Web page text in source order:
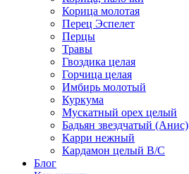
Корица молотая
Перец Эспелет
Перцы
Травы
Гвоздика целая
Горчица целая
Имбирь молотый
Куркума
Мускатный орех целый
Бадьян звездчатый (Анис)
Карри нежный
Кардамон целый В/С
Блог